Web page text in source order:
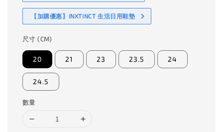
【加購優惠】INXTINCT 生活日用鞋墊
尺寸 (CM)
20 21 23 23.5 24
24.5
數量